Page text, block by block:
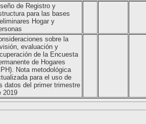
de Registro y
para las bases
Hogar y
sobre la
evaluación y
de la Encuesta
de Hogares
Nota metodológica
para el uso de
datos del primer trimestre
2019